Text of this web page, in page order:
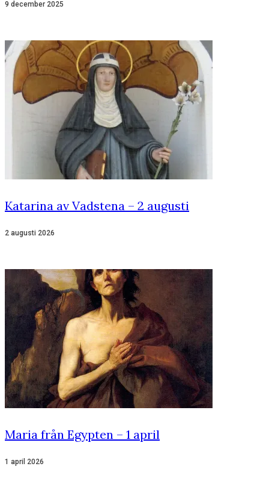
9 december 2025
Katarina av Vadstena – 2 augusti
2 augusti 2026
Maria från Egypten – 1 april
1 april 2026